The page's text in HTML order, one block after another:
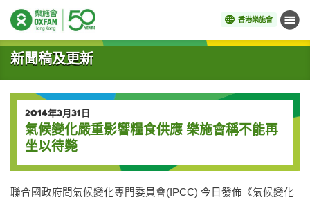
香港樂施會 目錄
開始主要內容
新聞稿及更新
2014年3月31日
氣候變化嚴重影響糧食供應 樂施會稱不能再
坐以待斃
聯合國政府間氣候變化專門委員會(IPCC) 今日發佈《氣候變化